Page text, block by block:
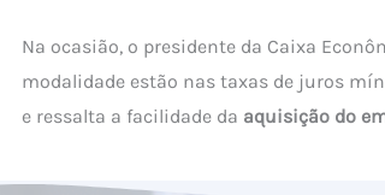
Na ocasião, o presidente da Caixa
modalidade estão nas taxas de juros
e ressalta a facilidade da aquisição do